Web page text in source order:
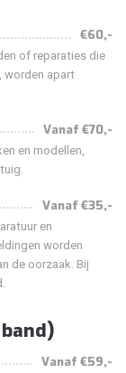
€60,-
of reparaties die
worden apart
Vanaf €70,-
en modellen,
Vanaf €35,-
en
worden
de oorzaak. Bij
Vanaf €59,-